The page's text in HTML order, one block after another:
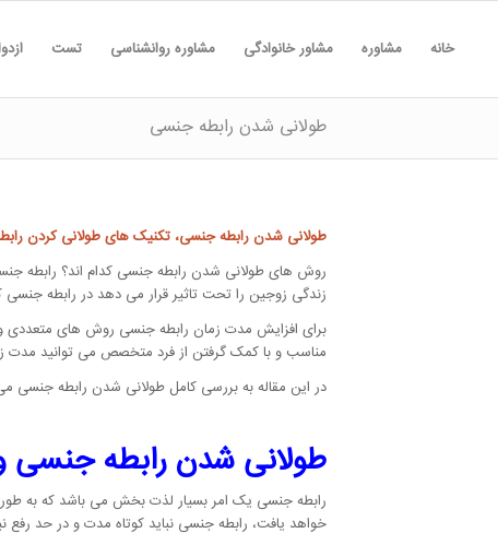
خانه مشاوره مشاور خانوادگی مشاوره روانشناسی تست
طولانی شدن رابطه جنسی
طولانی شدن رابطه جنسی، تکنیک های طولانی کردن
روش های طولانی شدن رابطه جنسی کدام اند؟ رابطه
زندگی زوجین را تحت تاثیر قرار می دهد در رابطه جنسی
برای افزایش مدت زمان رابطه جنسی روش های متعددی
مناسب و با کمک گرفتن از فرد متخصص می توانید مدت
در این مقاله به بررسی کامل طولانی شدن رابطه جنسی
طولانی شدن رابطه جنسی
رابطه جنسی یک امر بسیار لذت بخش می باشد که به طور
خواهد یافت، رابطه جنسی نباید کوتاه مدت و در حد رفع